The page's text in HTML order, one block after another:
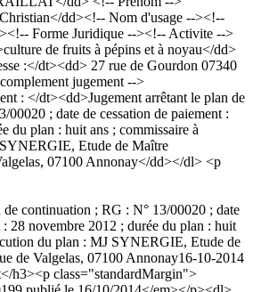
dd><!-- Nom d'usage --><!--
Forme Juridique --><!-- Activite -->
de fruits à pépins et à noyau</dd>
:</dt><dd> 27 rue de Gourdon 07340
jugement -->
: </dt><dd>Jugement arrêtant le plan de
; date de cessation de paiement :
du plan : huit ans ; commissaire à
Etude de Maître
07100 Annonay</dd></dl> <p
de continuation ; RG : N° 13/00020 ; date
: 28 novembre 2012 ; durée du plan : huit
du plan : MJ SYNERGIE, Etude de
de Valgelas, 07100 Annonay16-10-2014
h3><p class="standardMargin">